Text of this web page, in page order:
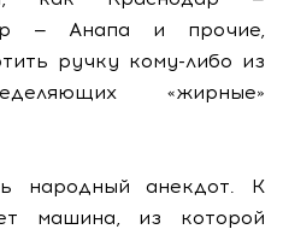
— Анапа и прочие,
ручку кому-либо из
«жирные»
народный анекдот. К
машина, из которой